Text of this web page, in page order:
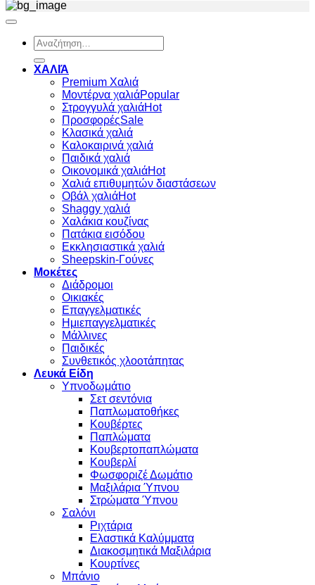
Αναζήτηση
για:
ΧΑΛΙΆ
Premium Χαλιά
Μοντέρνα χαλιά
Στρογγυλά χαλιά
Προσφορές
Κλασικά χαλιά
Καλοκαιρινά χαλιά
Παιδικά χαλιά
Οικονομικά χαλιά
Χαλιά επιθυμητών διαστάσεων
Οβάλ χαλιά
Shaggy χαλιά
Χαλάκια κουζίνας
Πατάκια εισόδου
Εκκλησιαστικά χαλιά
Sheepskin-Γούνες
Μοκέτες
Διάδρομοι
Οικιακές
Επαγγελματικές
Ημιεπαγγελματικές
Μάλλινες
Παιδικές
Συνθετικός χλοοτάπητας
Λευκά Είδη
Υπνοδωμάτιο
Σετ σεντόνια
Παπλωματοθήκες
Κουβέρτες
Παπλώματα
Κουβερτοπαπλώματα
Κουβερλί
Φωσφοριζέ Δωμάτιο
Μαξιλάρια Ύπνου
Στρώματα Ύπνου
Σαλόνι
Ριχτάρια
Ελαστικά Καλύμματα
Διακοσμητικά Μαξιλάρια
Κουρτίνες
Μπάνιο